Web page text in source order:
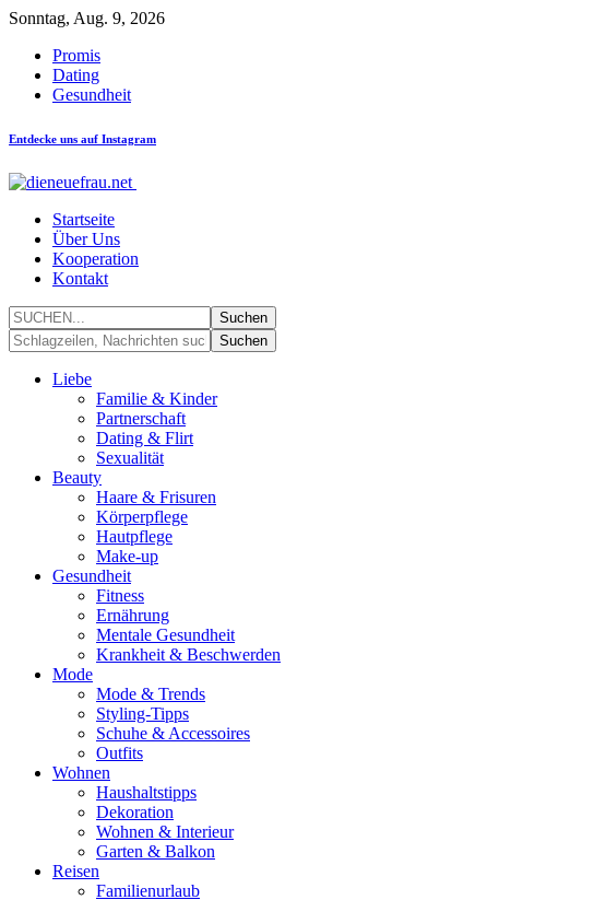
Sonntag, Aug. 9, 2026
Promis
Dating
Gesundheit
Entdecke uns auf Instagram
Startseite
Über Uns
Kooperation
Kontakt
Liebe
Familie & Kinder
Partnerschaft
Dating & Flirt
Sexualität
Beauty
Haare & Frisuren
Körperpflege
Hautpflege
Make-up
Gesundheit
Fitness
Ernährung
Mentale Gesundheit
Krankheit & Beschwerden
Mode
Mode & Trends
Styling-Tipps
Schuhe & Accessoires
Outfits
Wohnen
Haushaltstipps
Dekoration
Wohnen & Interieur
Garten & Balkon
Reisen
Familienurlaub